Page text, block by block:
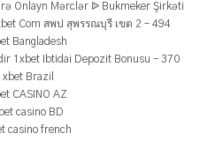
Onlayn Mərclər ᐉ Bukmeker Şirkəti
Com สพป สุพรรณบุรี เขต 2 – 494
Bangladesh
1xbet Ibtidai Depozit Bonusu – 370
Brazil
CASINO AZ
casino BD
casino french